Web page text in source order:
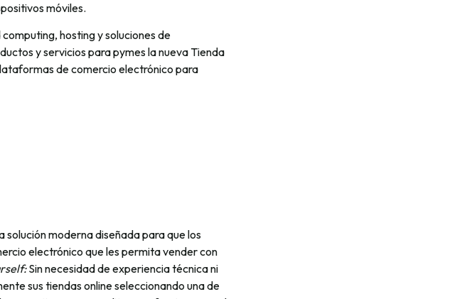
móviles.
hosting y soluciones de
y servicios para pymes la nueva Tienda
de comercio electrónico para
moderna diseñada para que los
electrónico que les permita vender con
Sin necesidad de experiencia técnica ni
sus tiendas online seleccionando una de